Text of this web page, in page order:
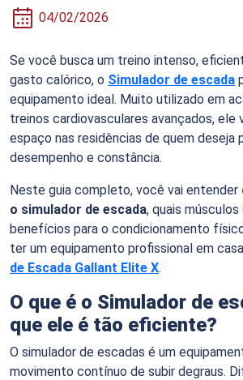
04/02/2026
Se você busca um treino intenso,
gasto calórico, o Simulador de escada
equipamento ideal. Muito utilizado em
treinos cardiovasculares avançados, ele
espaço nas residências de quem deseja
desempenho e constância.
Neste guia completo, você vai entender
o simulador de escada, quais
benefícios para o condicionamento
ter um equipamento profissional em
de Escada Gallant Elite X.
O que é o Simulador de
que ele é tão eficiente?
O simulador de escadas é um
movimento contínuo de subir degraus.